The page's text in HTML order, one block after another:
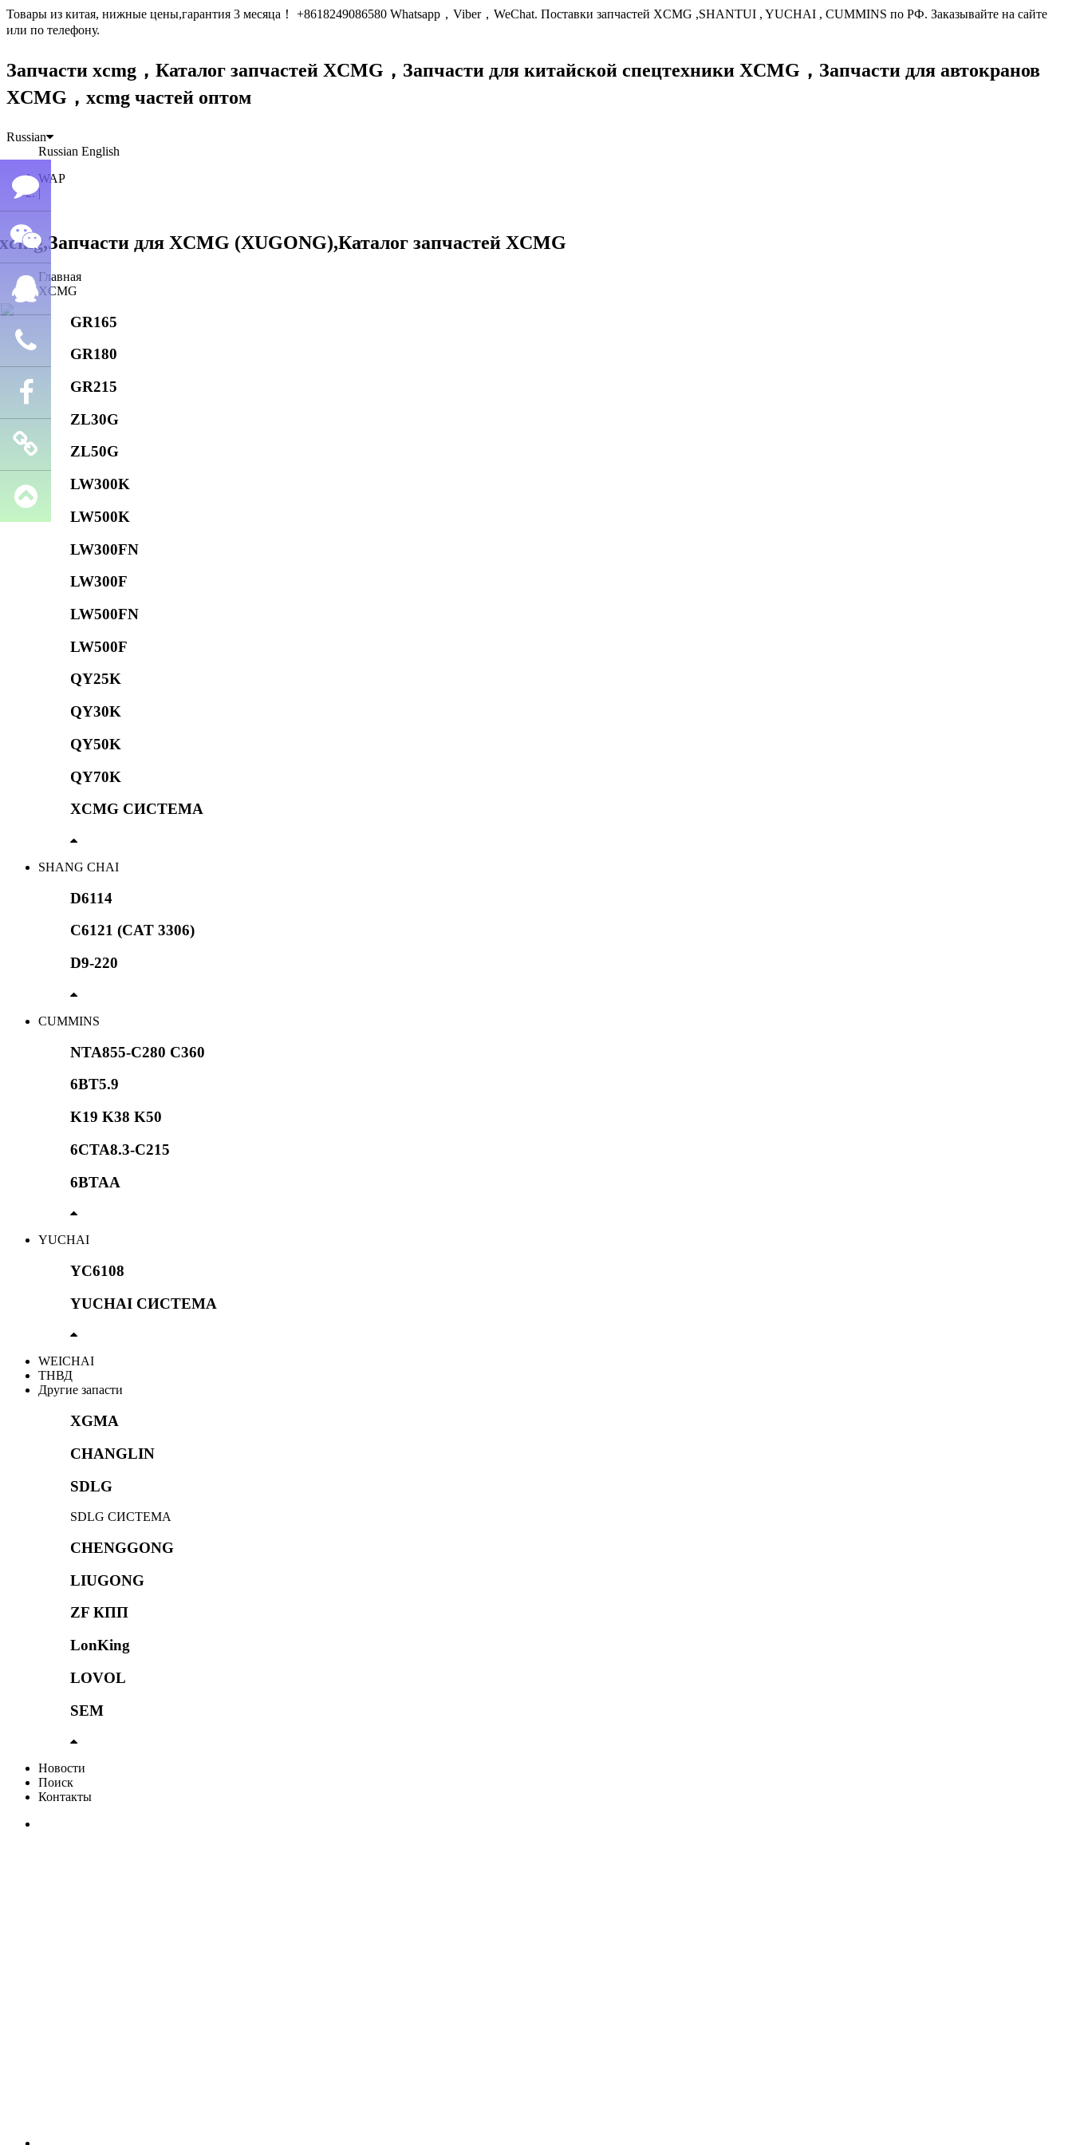
Товары из китая, нижные цены,гарантия 3 месяца！ +8618249086580 Whatsapp，Viber，WeChat. Поставки запчастей XCMG ,SHANTUI , YUCHAI , CUMMINS по РФ. Заказывайте на сайте
или по телефону.
Запчасти xcmg，Каталог запчастей XCMG， Запчасти для китайской спецтехники XCMG， Запчасти для автокранов
XCMG，xcmg частей оптом
Russian
Russian English
WAP
|
Главная
XCMG
GR165
GR180
GR215
ZL30G
ZL50G
LW300K
LW500K
LW300FN
LW300F
LW500FN
LW500F
QY25K
QY30K
QY50K
QY70K
XCMG СИСТЕМА
SHANG CHAI
D6114
C6121 (CAT 3306)
D9-220
CUMMINS
NTA855-C280 C360
6BT5.9
K19 K38 K50
6CTA8.3-C215
6BTAA
YUCHAI
YC6108
YUCHAI СИСТЕМА
WEICHAI
ТНВД
Другие запасти
XGMA
CHANGLIN
SDLG
SDLG СИСТЕМА
CHENGGONG
LIUGONG
ZF КПП
LonKing
LOVOL
SEM
Новости
Поиск
Контакты
Семён
лю
WeChat
QQ
Телефон
Facebook
Запчасти